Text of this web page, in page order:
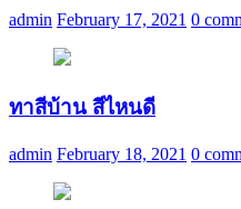
admin February 17, 2021 0
ทาสีบ้าน สีไหนดี
admin February 18, 2021 0